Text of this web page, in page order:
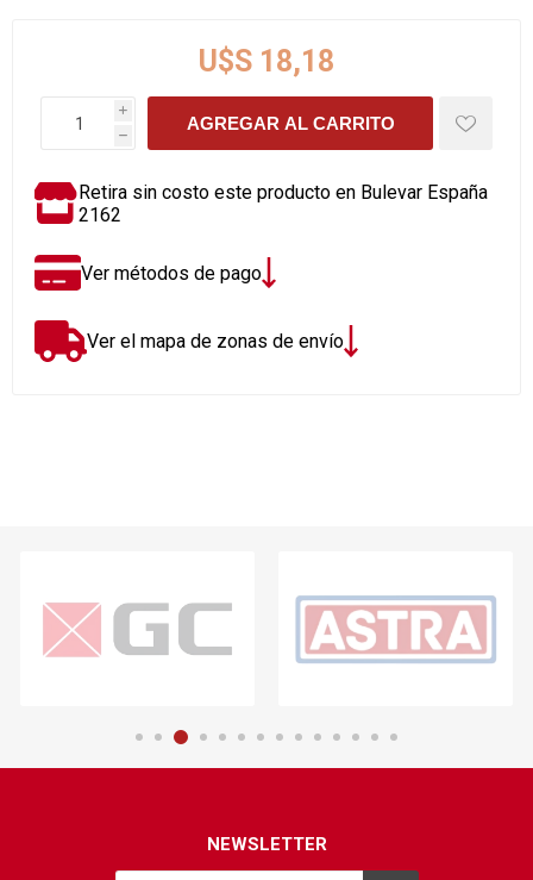
U$S 18,18
i
h
AGREGAR AL CARRITO
Retira sin costo este producto en Bulevar España
2162
Ver métodos de pago
Ver el mapa de zonas de envío
NEWSLETTER